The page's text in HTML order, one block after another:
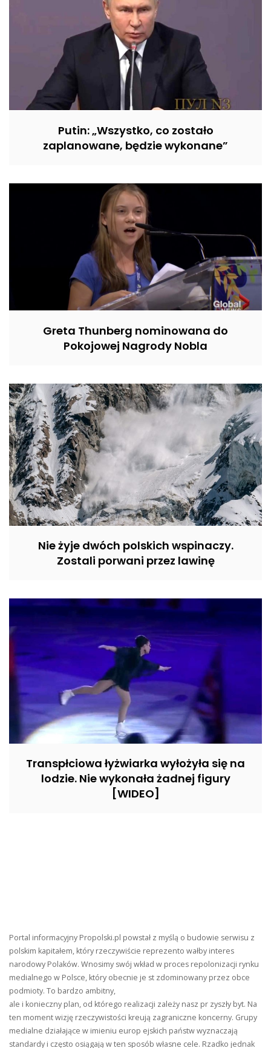
Putin: „Wszystko, co zostało
zaplanowane, będzie wykonane”
Greta Thunberg nominowana do
Pokojowej Nagrody Nobla
Nie żyje dwóch polskich wspinaczy.
Zostali porwani przez lawinę
Transpłciowa łyżwiarka wyłożyła się na
lodzie. Nie wykonała żadnej figury
[WIDEO]
Portal informacyjny Propolski.pl powstał z myślą o budowie serwisu z
polskim kapitałem, który rzeczywiście reprezento wałby interes
narodowy Polaków. Wnosimy swój wkład w proces repolonizacji rynku
medialnego w Polsce, który obecnie je st zdominowany przez obce
podmioty. To bardzo ambitny,
ale i konieczny plan, od którego realizacji zależy nasz pr zyszły byt. Na
ten moment wizję rzeczywistości kreują zagraniczne koncerny. Grupy
medialne działające w imieniu europ ejskich państw wyznaczają
standardy i często osiągają w ten sposób własne cele. Rzadko jednak